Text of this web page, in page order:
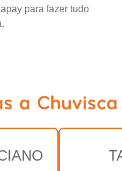
para fazer tudo
a Chuvisca